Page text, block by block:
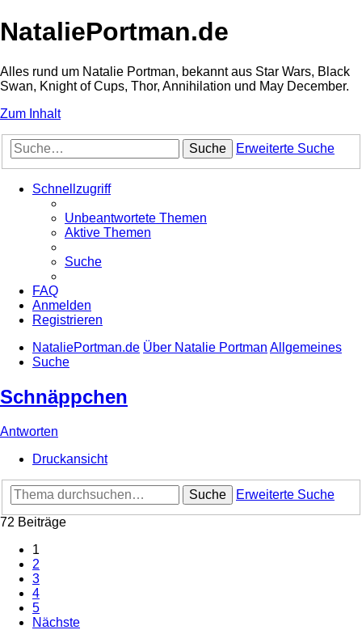
NataliePortman.de
Alles rund um Natalie Portman, bekannt aus Star Wars, Black
Swan, Knight of Cups, Thor, Annihilation und May December.
Zum Inhalt
Suche Erweiterte Suche
Schnellzugriff
Unbeantwortete Themen
Aktive Themen
Suche
FAQ
Anmelden
Registrieren
NataliePortman.de Über Natalie Portman Allgemeines
Suche
Schnäppchen
Antworten
Druckansicht
Suche
Erweiterte Suche
72 Beiträge
1
2
3
4
5
Nächste